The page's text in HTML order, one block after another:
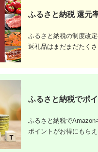
ふるなび
ランチ
) チケッ
出典：ふるさとチョイ
ス
ラブ購入補助券
ップ ゼクシオ スリク
ソン クリーブランド
アイアン ドライバー
フェアウェイウッド
ハイブリッド ウエッ
ふるさと納税 還元
ふるさと納税の制度改
返礼品はまだまだたくさ
ふるさと納税でポ
ふるさと納税でAmazon
ポイントがお得にもら